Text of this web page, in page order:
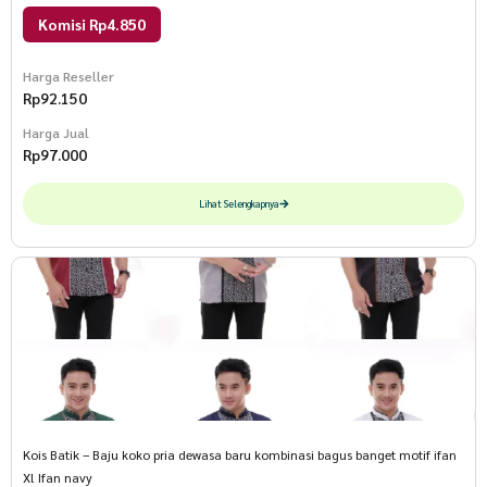
Komisi Rp4.850
Harga Reseller
Rp92.150
Harga Jual
Rp97.000
Lihat Selengkapnya
Kois Batik – Baju koko pria dewasa baru kombinasi bagus banget motif ifan
Xl Ifan navy